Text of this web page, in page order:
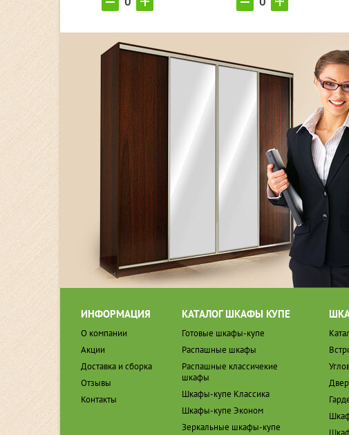
ИНФОРМАЦИЯ
О компании
Акции
Доставка и сборка
Отзывы
Контакты
КАТАЛОГ ШКАФЫ КУПЕ
Готовые шкафы-купе
Распашные шкафы
Распашные классичекие
шкафы
Шкафы-купе Классика
Шкафы-купе Эконом
Зеркальные шкафы-купе